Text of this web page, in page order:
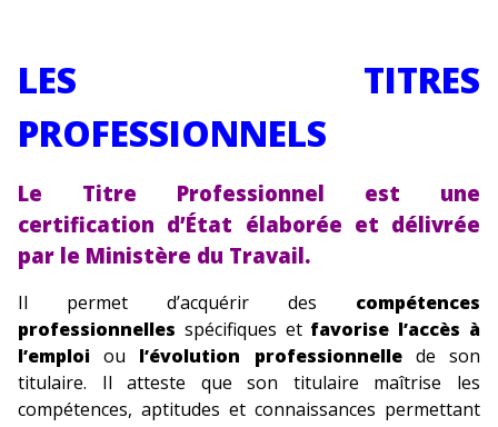
LES TITRES
PROFESSIONNELS
Le Titre Professionnel est une
certification d’État élaborée et délivrée
par le Ministère du Travail.
Il permet d’acquérir des compétences
professionnelles spécifiques et favorise l’accès à
l’emploi ou l’évolution professionnellede son
titulaire. Il atteste que son titulaire maîtrise les
compétences, aptitudes et connaissances permettant